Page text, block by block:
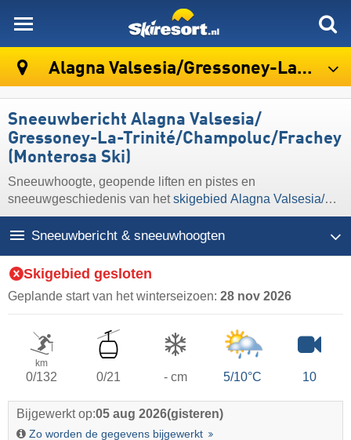
Alagna Valsesia/​Gressoney-La-Trinité/​Champoluc/​Frachey (Monterosa Ski)
Sneeuwbericht Alagna Valsesia/​
Gressoney-La-Trinité/​Champoluc/​Frachey
(Monterosa Ski)
Sneeuwhoogte, geopende liften en pistes en
sneeuwgeschiedenis van hetskigebied Alagna Valsesia/​
Gressoney-La-Trinité/​Champoluc/​Frachey (Monterosa Ski)
Sneeuwbericht & sneeuwhoogten
Skigebied gesloten
Geplande start van het winterseizoen: 28 nov 2026
km
0/132 0/21 - cm 5/10°C 10
Bijgewerkt op:05 aug 2026(gisteren)
Zo worden de gegevens bijgewerkt